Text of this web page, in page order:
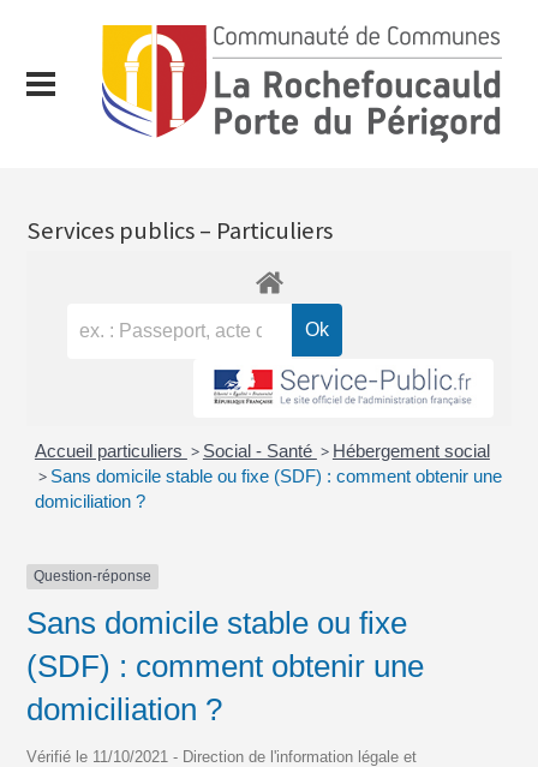
Services publics – Particuliers
Accueil particuliers > Social - Santé > Hébergement social
> Sans domicile stable ou fixe (SDF) : comment obtenir une
domiciliation ?
Question-réponse
Sans domicile stable ou fixe
(SDF) : comment obtenir une
domiciliation ?
Vérifié le 11/10/2021 - Direction de l'information légale et